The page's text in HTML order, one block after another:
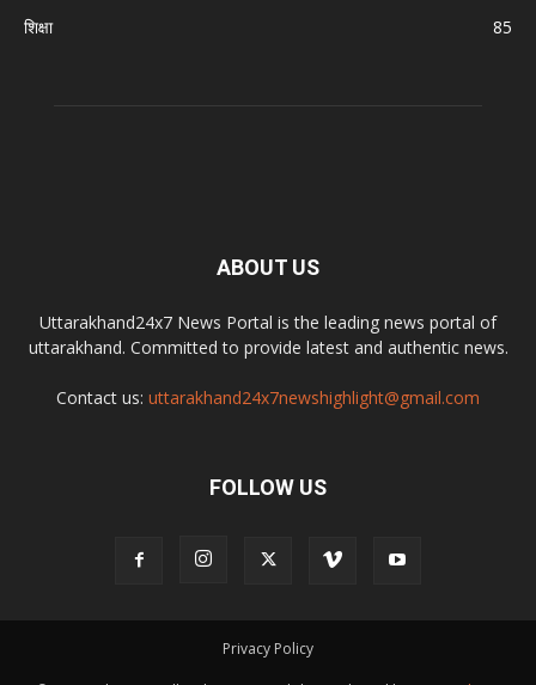
शिक्षा
85
ABOUT US
Uttarakhand24x7 News Portal is the leading news portal of
uttarakhand. Committed to provide latest and authentic news.
Contact us: uttarakhand24x7newshighlight@gmail.com
FOLLOW US
Privacy Policy